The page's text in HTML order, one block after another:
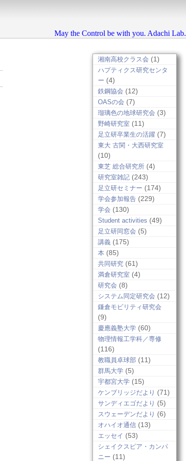
May the Control be with you. Adachi Lab.
湘南高校クラス会 (1)
ハプティクス研究センタ
ー (4)
鉄鋼協会 (12)
OASの会 (7)
瑠璃色の地球研究会 (3)
野崎研究室 (11)
足立研卒業生の活躍 (7)
東大 古関・大西研究室
(10)
東芝 総合研究所 (4)
研究室雑記 (243)
足立研セミナー (174)
学会参加報告 (229)
学会 (130)
Student activities (49)
足立研同窓会 (5)
講義 (175)
本 (85)
共同研究 (61)
満倉研究室 (4)
研究会 (8)
システム同定研究会 (12)
鎌倉モビリティ研究会
(9)
慶應義塾大学 (60)
物理情報工学科／専修
(116)
教職員卓球部 (11)
群馬大学 (5)
宇都宮大学 (15)
ケンブリッジだより (71)
サンディエゴだより (5)
スウェーデンだより (6)
オハイオ通信 (13)
エッセイ (53)
シェイクスピア・カンパ
ニー (11)